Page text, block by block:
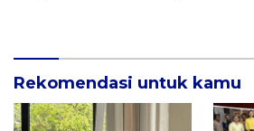
Rekomendasi untuk kamu